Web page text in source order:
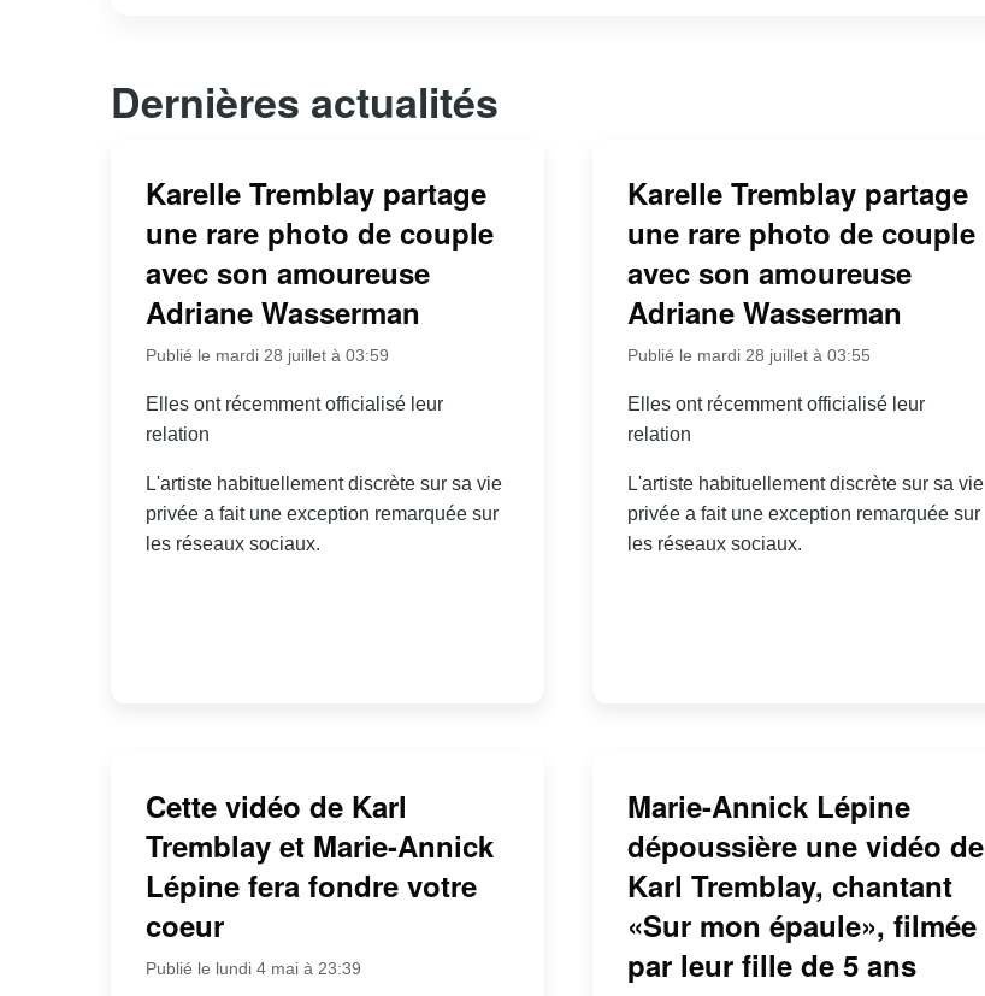
Dernières actualités
Karelle Tremblay partage
une rare photo de couple
avec son amoureuse
Adriane Wasserman
Publié le mardi 28 juillet à 03:59
Elles ont récemment officialisé leur
relation
L'artiste habituellement discrète sur sa vie
privée a fait une exception remarquée sur
les réseaux sociaux.
Karelle Tremblay partage
une rare photo de couple
avec son amoureuse
Adriane Wasserman
Publié le mardi 28 juillet à 03:55
Elles ont récemment officialisé leur
relation
L'artiste habituellement discrète sur sa vie
privée a fait une exception remarquée sur
les réseaux sociaux.
Cette vidéo de Karl
Tremblay et Marie-Annick
Lépine fera fondre votre
coeur
Publié le lundi 4 mai à 23:39
Marie-Annick Lépine
dépoussière une vidéo de
Karl Tremblay, chantant
«Sur mon épaule», filmée
par leur fille de 5 ans